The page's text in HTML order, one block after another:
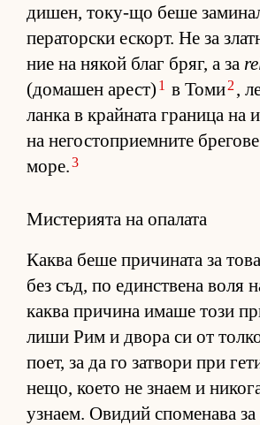
ди­шен, то­ку-що беше
пе­ра­тор­ски ес­корт. Не за
ние на ня­кой благ бряг, а за
(до­ма­шен арест) 1 в Томи2 ,
ланка в край­ната гра­ница на
на не­гос­топ­ри­ем­ните
мо­ре.3
Мистерията на опалата
Каква беше при­чи­ната за това
без съд, по един­с­т­вена воля
каква при­чина имаше този
лиши Рим и двора си от
по­ет, за да го зат­вори при
не­що, ко­ето не знаем и
уз­на­ем. Ови­дий спо­ме­нава за